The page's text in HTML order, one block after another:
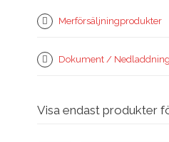
Merförsäljningprodukter
Dokument /
Visa endast produkter